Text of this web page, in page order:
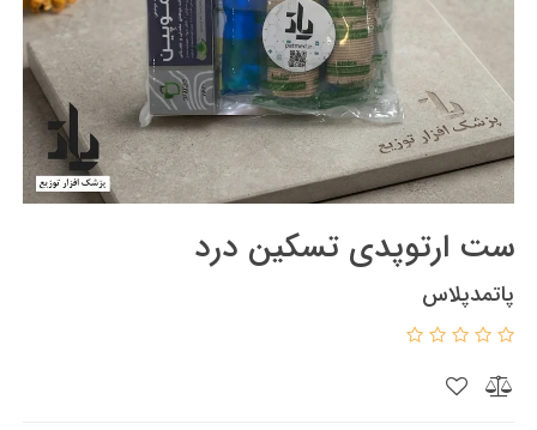
ست ارتوپدی تسکین درد
پاتمدپلاس